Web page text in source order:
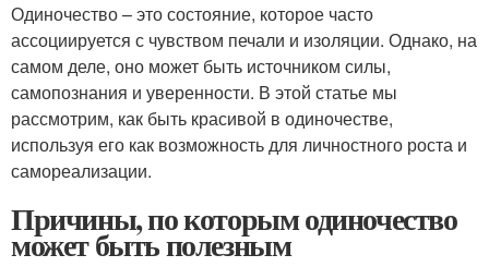
Одиночество – это состояние, которое часто
ассоциируется с чувством печали и изоляции. Однако, на
самом деле, оно может быть источником силы,
самопознания и уверенности. В этой статье мы
рассмотрим, как быть красивой в одиночестве,
используя его как возможность для личностного роста и
самореализации.
Причины, по которым одиночество
может быть полезным